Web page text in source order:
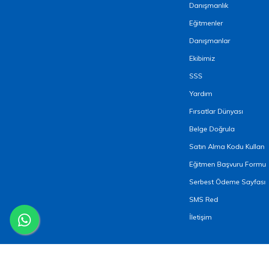
Danışmanlık
Eğitmenler
Danışmanlar
Ekibimiz
SSS
Yardım
Fırsatlar Dünyası
Belge Doğrula
Satın Alma Kodu Kullan
Eğitmen Başvuru Formu
Serbest Ödeme Sayfası
SMS Red
İletişim